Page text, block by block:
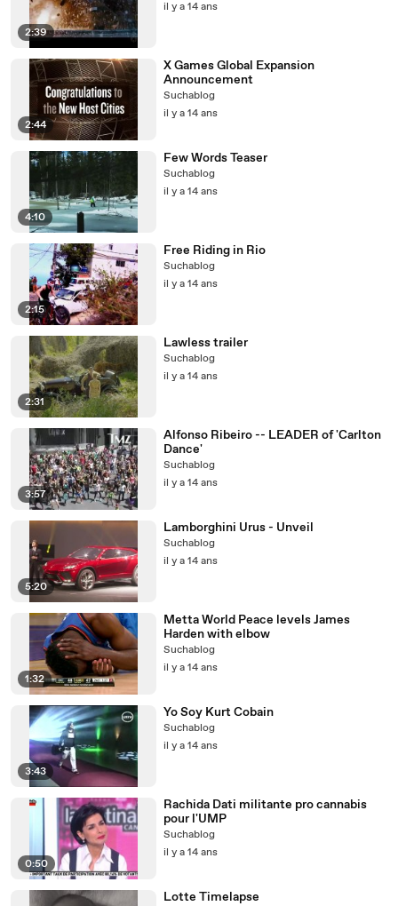
2:39
il y a 14 ans
2:44
X Games Global Expansion
Announcement
Suchablog
il y a 14 ans
4:10
Few Words Teaser
Suchablog
il y a 14 ans
2:15
Free Riding in Rio
Suchablog
il y a 14 ans
2:31
Lawless trailer
Suchablog
il y a 14 ans
3:57
Alfonso Ribeiro -- LEADER of 'Carlton
Dance'
Suchablog
il y a 14 ans
5:20
Lamborghini Urus - Unveil
Suchablog
il y a 14 ans
1:32
Metta World Peace levels James
Harden with elbow
Suchablog
il y a 14 ans
3:43
Yo Soy Kurt Cobain
Suchablog
il y a 14 ans
0:50
Rachida Dati militante pro cannabis
pour l'UMP
Suchablog
il y a 14 ans
Lotte Timelapse